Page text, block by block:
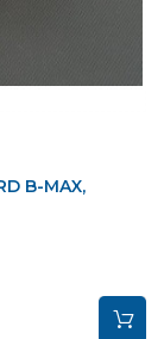
B-MAX,